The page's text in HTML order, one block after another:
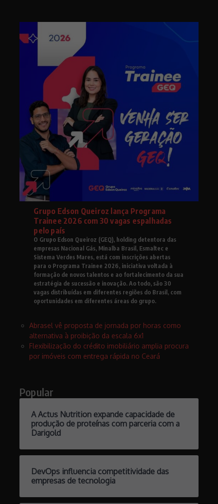
Grupo Edson Queiroz lança Programa
Trainee 2026 com 30 vagas espalhadas
pelo país
O Grupo Edson Queiroz (GEQ), holding detentora das
empresas Nacional Gás, Minalba Brasil, Esmaltec e
Sistema Verdes Mares, está com inscrições abertas
para o Programa Trainee 2026, iniciativa voltada à
formação de novos talentos e ao fortalecimento da sua
estratégia de sucessão e inovação. Ao todo, são 30
vagas distribuídas em diferentes regiões do Brasil, com
oportunidades em diferentes áreas do grupo.
Abrasel vê proposta de jornada por horas como
alternativa à proibição da escala 6x1
Flexibilização do crédito imobiliário amplia procura
por imóveis com entrega rápida no Ceará
Popular
A Actus Nutrition expande capacidade de
produção de proteínas com parceria com a
Darigold
DevOps influencia competitividade das
empresas de tecnologia